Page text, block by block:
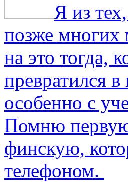
Я из
позже многих
на это тогда,
превратился
особенно с
Помню
финскую,
телефоном.